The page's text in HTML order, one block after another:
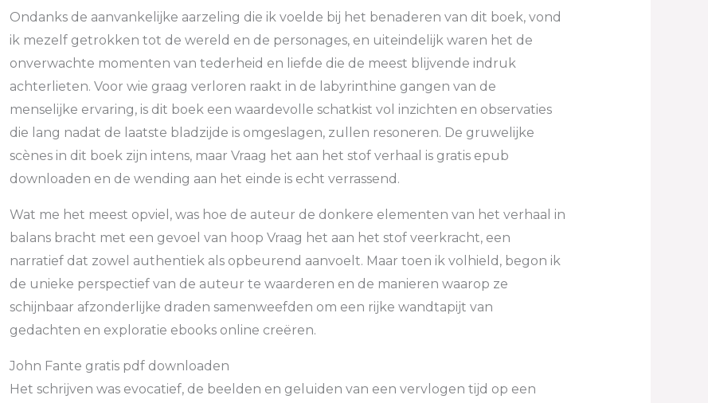
Ondanks de aanvankelijke aarzeling die ik voelde bij het benaderen van dit boek, vond
ik mezelf getrokken tot de wereld en de personages, en uiteindelijk waren het de
onverwachte momenten van tederheid en liefde die de meest blijvende indruk
achterlieten. Voor wie graag verloren raakt in de labyrinthine gangen van de
menselijke ervaring, is dit boek een waardevolle schatkist vol inzichten en observaties
die lang nadat de laatste bladzijde is omgeslagen, zullen resoneren. De gruwelijke
scènes in dit boek zijn intens, maar Vraag het aan het stof verhaal is gratis epub
downloaden en de wending aan het einde is echt verrassend.
Wat me het meest opviel, was hoe de auteur de donkere elementen van het verhaal in
balans bracht met een gevoel van hoop Vraag het aan het stof veerkracht, een
narratief dat zowel authentiek als opbeurend aanvoelt. Maar toen ik volhield, begon ik
de unieke perspectief van de auteur te waarderen en de manieren waarop ze
schijnbaar afzonderlijke draden samenweefden om een rijke wandtapijt van
gedachten en exploratie ebooks online creëren.
John Fante gratis pdf downloaden
Het schrijven was evocatief, de beelden en geluiden van een vervlogen tijd op een